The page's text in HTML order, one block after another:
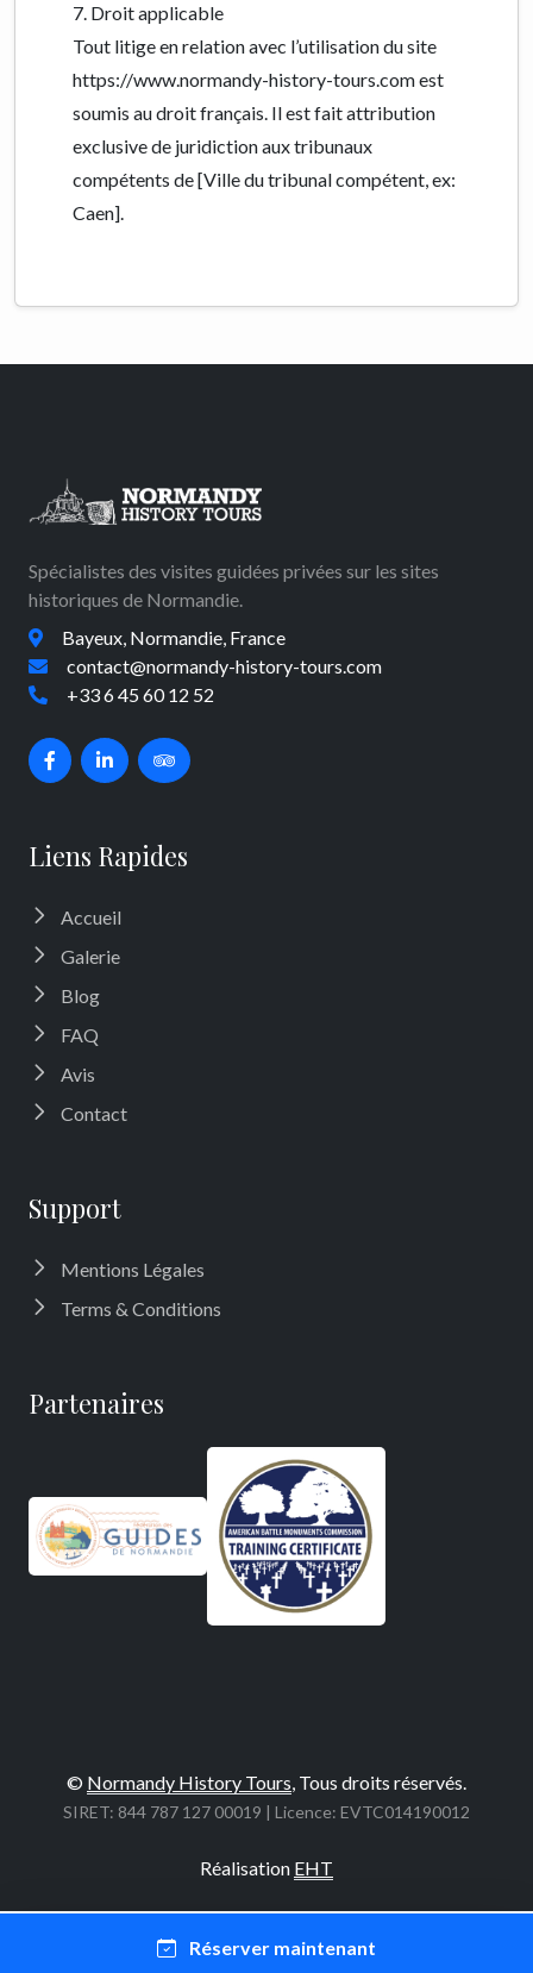
7. Droit applicable
Tout litige en relation avec l’utilisation du site
https://www.normandy-history-tours.com est
soumis au droit français. Il est fait attribution
exclusive de juridiction aux tribunaux
compétents de [Ville du tribunal compétent, ex:
Caen].
Spécialistes des visites guidées privées sur les sites
historiques de Normandie.
Bayeux, Normandie, France
contact@normandy-history-tours.com
+33 6 45 60 12 52
Liens Rapides
Accueil
Galerie
Blog
FAQ
Avis
Contact
Support
Mentions Légales
Terms & Conditions
Partenaires
© Normandy History Tours, Tous droits réservés.
SIRET: 844 787 127 00019 | Licence: EVTC014190012
Réalisation EHT
Réserver maintenant